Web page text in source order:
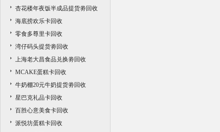
杏花楼年夜饭半成品提货劵回收
海底捞欢乐卡回收
零食多尊里卡回收
湾仔码头提货劵回收
上海老大昌食品兑换劵回收
MCAKE蛋糕卡回收
牛奶棚20元牛奶提货劵回收
星巴克礼品卡回收
百胜心意美食卡回收
派悦坊蛋糕卡回收